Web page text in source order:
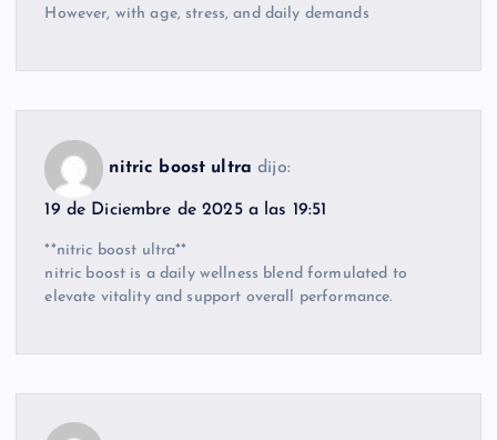
However, with age, stress, and daily demands
nitric boost ultra dijo:
19 de Diciembre de 2025 a las 19:51
**nitric boost ultra**
nitric boost is a daily wellness blend formulated to
elevate vitality and support overall performance.